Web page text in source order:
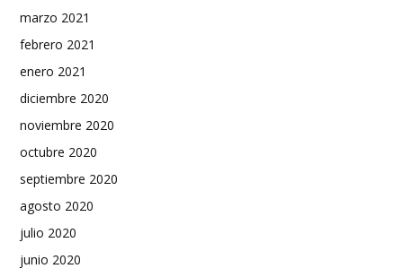
marzo 2021
febrero 2021
enero 2021
diciembre 2020
noviembre 2020
octubre 2020
septiembre 2020
agosto 2020
julio 2020
junio 2020